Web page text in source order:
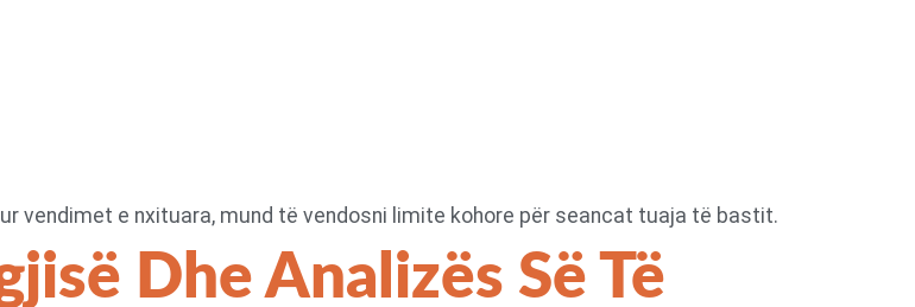
vendimet e nxituara, mund të vendosni limite kohore për seancat tuaja të bastit.
Dhe Analizës Së Të